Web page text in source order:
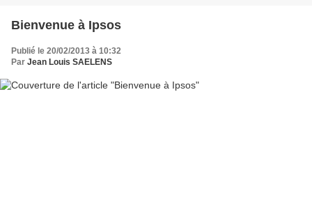
Bienvenue à Ipsos
Publié le 20/02/2013 à 10:32
Par Jean Louis SAELENS